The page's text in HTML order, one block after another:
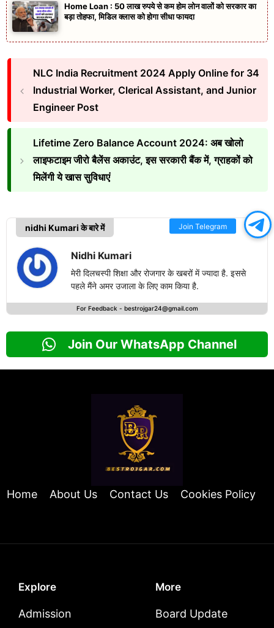
Home Loan : 50 लाख रुपये से कम होम लोन वालों को सरकार का
बड़ा तोहफा, मिडिल क्लास को होगा सीधा फायदा
NLC India Recruitment 2024 Apply Online for 34
Industrial Worker, Clerical Assistant, and Junior
Engineer Post
Lifetime Zero Balance Account 2024: अब खोलो
लाइफटाइम जीरो बैलेंस अकाउंट, इस सरकारी बैंक में, ग्राहकों को
मिलेंगी ये खास सुविधाएं
nidhi Kumari के बारे में
Nidhi Kumari
मेरी दिलचस्पी शिक्षा और रोजगार के खबरों में ज्यादा है. इससे
पहले मैंने अमर उजाला के लिए काम किया है.
For Feedback - bestrojgar24@gmail.com
Join Our WhatsApp Channel
Home About Us Contact Us Cookies Policy
Explore
Admission
More
Board Update
Join Telegram